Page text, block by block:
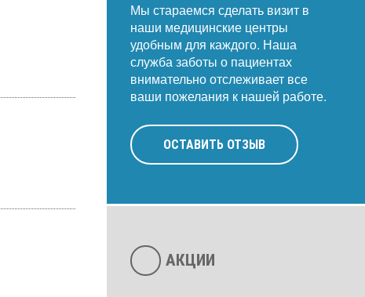
Мы стараемся сделать визит в
наши медицинские центры
удобным для каждого. Наша
служба заботы о пациентах
внимательно отслеживает все
ваши пожелания к нашей работе.
ОСТАВИТЬ ОТЗЫВ
АКЦИИ